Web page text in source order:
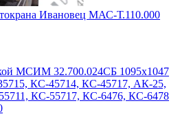
Ивановец МАС-Т.110.000